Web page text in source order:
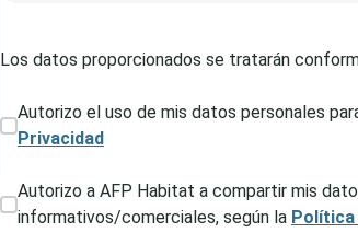
Los datos proporcionados se tratarán
Autorizo el uso de mis datos personales
Privacidad
Autorizo a AFP Habitat a compartir mis
informativos/comerciales, según la Política